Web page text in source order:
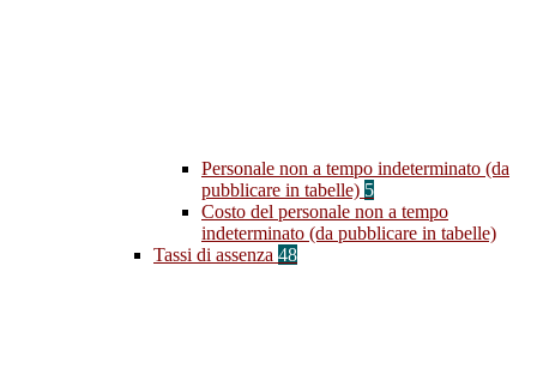
Personale non a tempo indeterminato (da
pubblicare in tabelle) 5
Costo del personale non a tempo
indeterminato (da pubblicare in tabelle)
Tassi di assenza 48